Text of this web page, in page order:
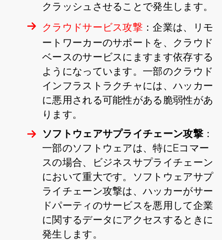
クラッシュさせることで発生します。
クラウドサービス攻撃 ：企業は、リモ
ートワーカーのサポートを、クラウド
ベースのサービスにますます依存する
ようになっています。一部のクラウド
インフラストラクチャには、ハッカー
に悪用される可能性がある脆弱性があ
ります。
ソフトウェアサプライチェーン攻撃：
一部のソフトウェアは、特にEコマー
スの場合、ビジネスサプライチェーン
において重大です。ソフトウェアサプ
ライチェーン攻撃は、ハッカーがサー
ドパーティのサービスを悪用して企業
に関するデータにアクセスするときに
発生します。